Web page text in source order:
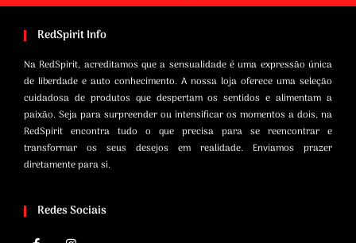
RedSpirit Info
Na RedSpirit, acreditamos que a sensualidade é uma expressão única
de liberdade e auto conhecimento. A nossa loja oferece uma seleção
cuidadosa de produtos que despertam os sentidos e alimentam a
paixão. Seja para surpreender ou intensificar os momentos a dois, na
RedSpirit encontra tudo o que precisa para se reencontrar e
transformar os seus desejos em realidade. Enviamos prazer
diretamente para si.
Redes Sociais